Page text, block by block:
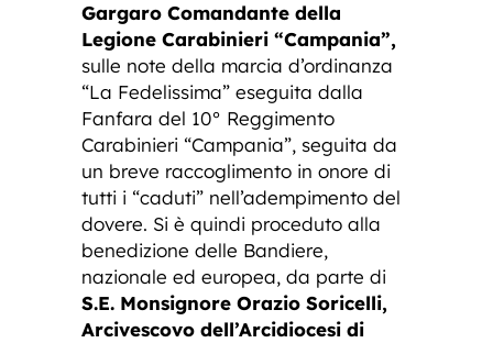
Gargaro Comandante della
Legione Carabinieri “Campania”,
sulle note della marcia d’ordinanza
“La Fedelissima” eseguita dalla
Fanfara del 10° Reggimento
Carabinieri “Campania”, seguita da
un breve raccoglimento in onore di
tutti i “caduti” nell’adempimento del
dovere. Si è quindi proceduto alla
benedizione delle Bandiere,
nazionale ed europea, da parte di
S.E. Monsignore Orazio Soricelli,
Arcivescovo dell’Arcidiocesi di